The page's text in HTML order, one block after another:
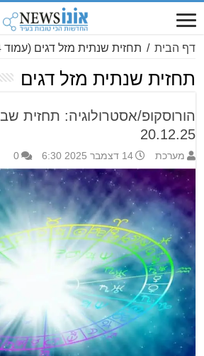
דף הבית / תחזית שנתית מזל דגים (עמוד 4)
תחזית שנתית מזל דגים
20.12.25
מערכת 14 דצמבר 2025 6:30 0